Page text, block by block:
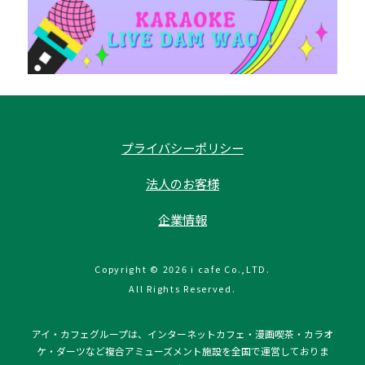
プライバシーポリシー
法人のお客様
企業情報
Copyright © 2026 i cafe Co.,LTD.
All Rights Reserved.
アイ・カフェグループは、インターネットカフェ・漫画喫茶・カラオ
ケ・ダーツなど複合アミューズメント施設を全国で運営しておりま